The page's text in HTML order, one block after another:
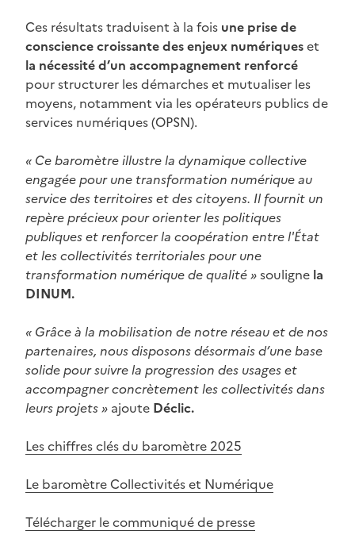
Ces résultats traduisent à la fois une prise de
conscience croissante des enjeux numériqueset
la nécessité d’un accompagnement renforcé
pour structurer les démarches et mutualiser les
moyens, notamment via les opérateurs publics de
services numériques (OPSN).
« Ce baromètre illustre la dynamique collective
engagée pour une transformation numérique au
service des territoires et des citoyens. Il fournit un
repère précieux pour orienter les politiques
publiques et renforcer la coopération entre l'État
et les collectivités territoriales pour une
transformation numérique de qualité »souligne la
DINUM.
« Grâce à la mobilisation de notre réseau et de nos
partenaires, nous disposons désormais d’une base
solide pour suivre la progression des usages et
accompagner concrètement les collectivités dans
leurs projets » ajoute Déclic.
Les chiffres clés du baromètre 2025
Le baromètre Collectivités et Numérique
Télécharger le communiqué de presse